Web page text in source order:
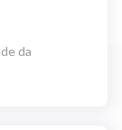
da